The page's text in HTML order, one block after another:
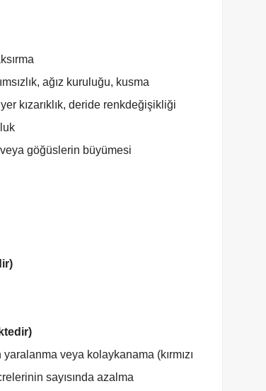
ağız kuruluğu, kusma
kızarıklık, deride renkdeğişikliği
göğüslerin büyümesi
veya kolaykanama (kırmızı
sayısında azalma